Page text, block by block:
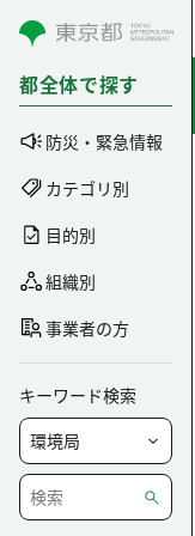
コンテンツにスキップ
都全体で探す
防災・緊急情報
カテゴリ別
目的別
組織別
事業者の方
キーワード検索